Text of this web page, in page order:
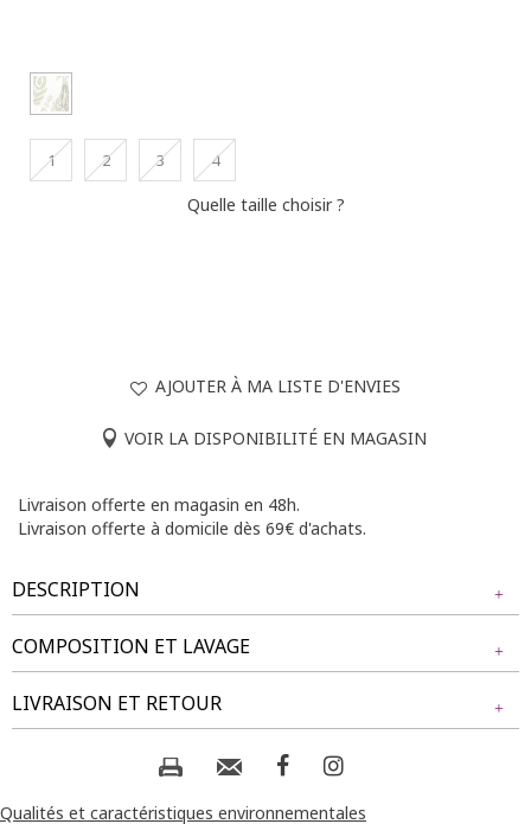
1 2 3 4
Quelle taille choisir ?
AJOUTER À MA LISTE D'ENVIES
VOIR LA DISPONIBILITÉ EN MAGASIN
Livraison offerte en magasin en 48h.
Livraison offerte à domicile dès 69€ d'achats.
DESCRIPTION
Robe longue grande taille évasée à manches courtes avec
col en V. Longueur cheville. Taille élastiquée au dos avec jeu
de fronces sous poitrine. Coupe cintrée à la taille. Imprimé
all-over avec motifs géométriques. Base arrondie.
Notre mannequin Béatrice mesure 1m77 et porte une robe
COMPOSITION ET LAVAGE
Tissu principal : 75% VISCOSE, 25% POLYAMIDE
Composition et lavage :
LIVRAISON ET RETOUR
NOS MODES DE LIVRAISON
Livraison Magasin :
Qualités et caractéristiques environnementales